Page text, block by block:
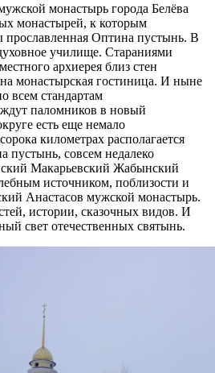
монастырь города Белёва
монастырей, к которым
прославленная Оптина пустынь. В
училище. Стараниями
архиерея близ стен
монастырская гостиница. И ныне
всем стандартам
ждут паломников в новый
есть еще немало
километрах располагается
пустынь, совсем недалеко
Макарьевский Жабынский
источником, поблизости и
Анастасов мужской монастырь.
истории, сказочных видов. И
свет отечественных святынь.